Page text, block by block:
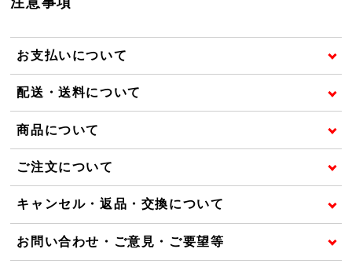
お支払いについて
配送・送料について
商品について
ご注文について
キャンセル・返品・交換について
お問い合わせ・ご意見・ご要望等